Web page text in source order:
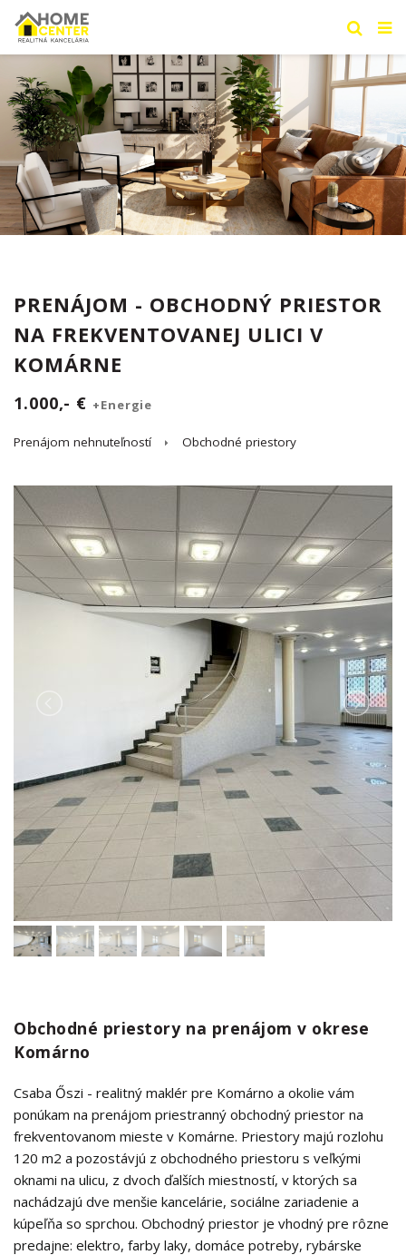
PRENÁJOM - OBCHODNÝ PRIESTOR
NA FREKVENTOVANEJ ULICI V
KOMÁRNE
1.000,- € +Energie
Prenájom nehnuteľností Obchodné priestory
Obchodné priestory na prenájom v okrese
Komárno
Csaba Őszi - realitný maklér pre Komárno a okolie vám
ponúkam na prenájom priestranný obchodný priestor na
frekventovanom mieste v Komárne. Priestory majú rozlohu
120 m2 a pozostávjú z obchodného priestoru s veľkými
oknami na ulicu, z dvoch ďalších miestností, v ktorých sa
nachádzajú dve menšie kancelárie, sociálne zariadenie a
kúpeľňa so sprchou. Obchodný priestor je vhodný pre rôzne
predajne: elektro, farby laky, domáce potreby, rybárske